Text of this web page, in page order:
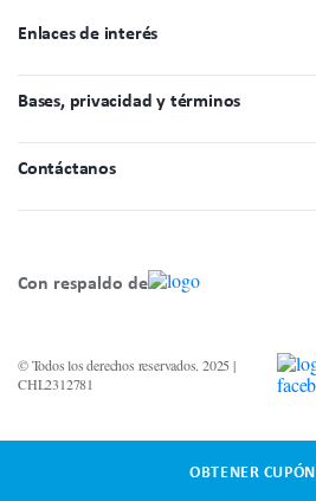
OBTENER CUPÓN
Enlaces de interés
Bases, privacidad y términos
Contáctanos
Con respaldo de
© Todos los derechos reservados. 2025 |
CHL2312781